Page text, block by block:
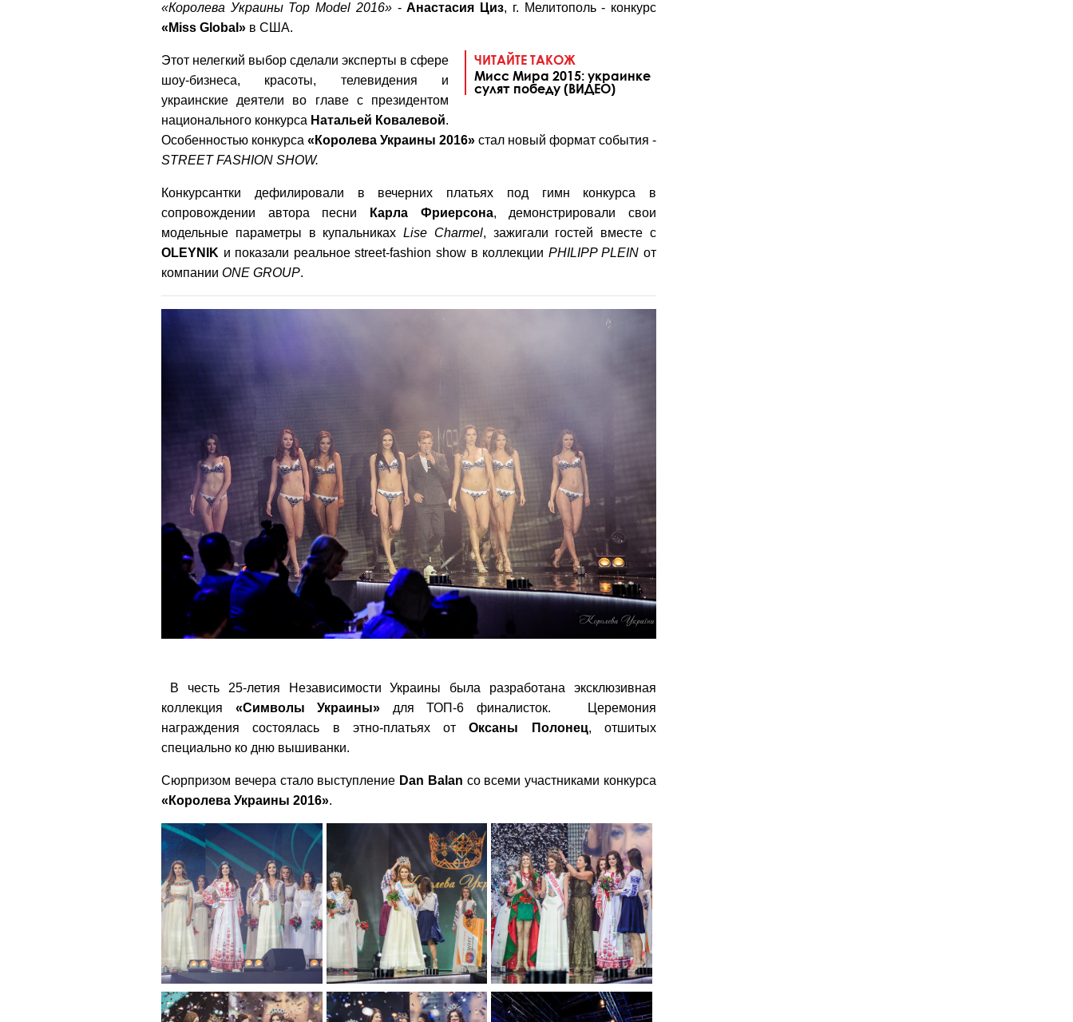
«Королева Украины Top Model 2016»-Анастасия Циз, г. Мелитополь - конкурс
«Miss Global» в США.
ЧИТАЙТЕ ТАКОЖ
Мисс Мира 2015: украинке
сулят победу (ВИДЕО)
Этот нелегкий выбор сделали эксперты в сфере
шоу-бизнеса, красоты, телевидения и
украинские деятели во главе с президентом
национального конкурса Натальей Ковалевой.
Особенностью конкурса «Королева Украины 2016» стал новый формат события -
STREET FASHION SHOW.
Конкурсантки дефилировали в вечерних платьях под гимн конкурса в
сопровождении автора песни
Карла Фриерсона, демонстрировали свои
модельные параметры в купальникахLise Charmel, зажигали гостей вместе с
OLEYNIK и показали реальное street-fashion show в коллекции PHILIPP PLEIN от
компании ONE GROUP.
В честь 25-летия Независимости Украины была разработана эксклюзивная
коллекция «Символы Украины» для ТОП-6 финалисток. Церемония
награждения состоялась в этно-платьях отОксаны Полонец, отшитых
специально ко дню вышиванки.
Сюрпризом вечера стало выступление Dan Balan со всеми участниками конкурса
«Королева Украины 2016».